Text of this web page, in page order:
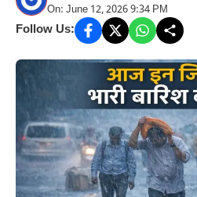
On: June 12, 2026 9:34 PM
Follow Us: